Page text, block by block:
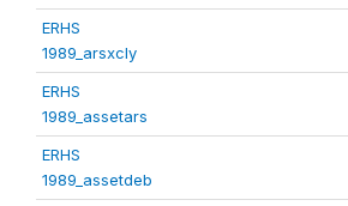
ERHS
1989_arsxcly
ERHS
1989_assetars
ERHS
1989_assetdeb